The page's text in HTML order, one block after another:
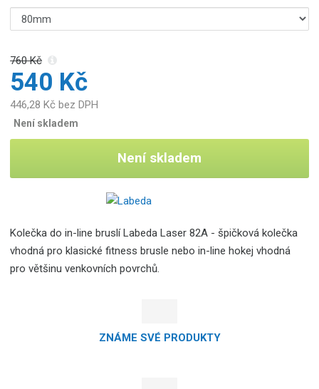
760 Kč
540 Kč
446,28 Kč bez DPH
Není skladem
Není skladem
Kolečka do in-line bruslí Labeda Laser 82A - špičková kolečka
vhodná pro klasické fitness brusle nebo in-line hokej vhodná
pro většinu venkovních povrchů.
ZNÁME SVÉ PRODUKTY